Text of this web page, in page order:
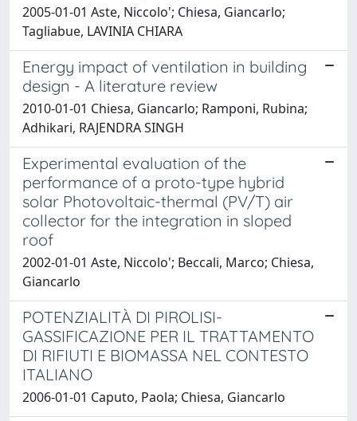
2005-01-01 Aste, Niccolo'; Chiesa, Giancarlo;
Tagliabue, LAVINIA CHIARA
Energy impact of ventilation in building
design - A literature review
2010-01-01 Chiesa, Giancarlo; Ramponi, Rubina;
Adhikari, RAJENDRA SINGH
Experimental evaluation of the
performance of a proto-type hybrid
solar Photovoltaic-thermal (PV/T) air
collector for the integration in sloped
roof
2002-01-01 Aste, Niccolo'; Beccali, Marco; Chiesa,
Giancarlo
POTENZIALITÀ DI PIROLISI-
GASSIFICAZIONE PER IL TRATTAMENTO
DI RIFIUTI E BIOMASSA NEL CONTESTO
ITALIANO
2006-01-01 Caputo, Paola; Chiesa, Giancarlo